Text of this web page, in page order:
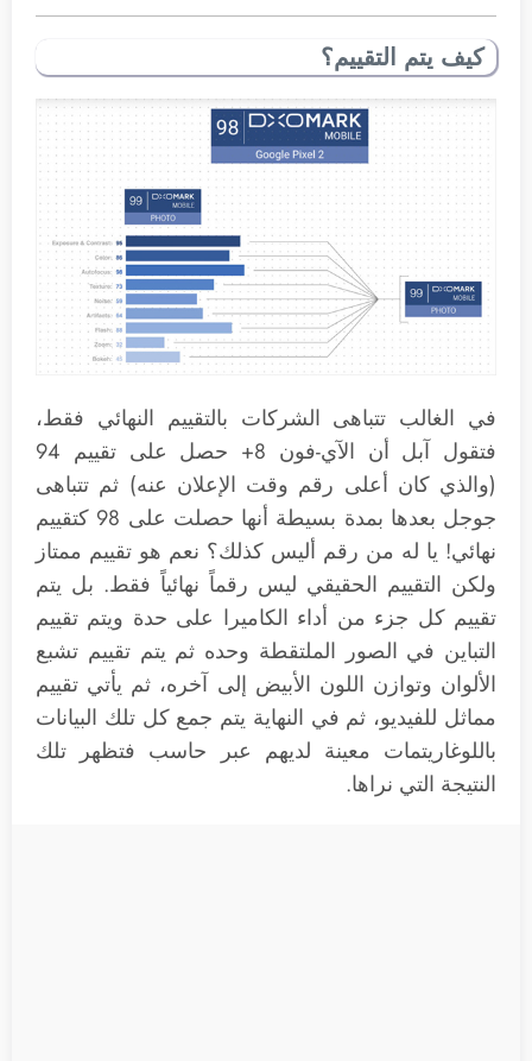
كيف يتم التقييم؟
في الغالب تتباهى الشركات بالتقييم النهائي فقط،
فتقول آبل أن الآي-فون 8+ حصل على تقييم 94
(والذي كان أعلى رقم وقت الإعلان عنه) ثم تتباهى
جوجل بعدها بمدة بسيطة أنها حصلت على 98 كتقييم
نهائي! يا له من رقم أليس كذلك؟ نعم هو تقييم ممتاز
ولكن التقييم الحقيقي ليس رقماً نهائياً فقط. بل يتم
تقييم كل جزء من أداء الكاميرا على حدة ويتم تقييم
التباين في الصور الملتقطة وحده ثم يتم تقييم تشبع
الألوان وتوازن اللون الأبيض إلى آخره، ثم يأتي تقييم
مماثل للفيديو، ثم في النهاية يتم جمع كل تلك البيانات
باللوغاريتمات معينة لديهم عبر حاسب فتظهر تلك
النتيجة التي نراها.